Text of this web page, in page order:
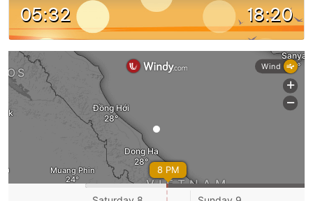
05:32 18:20